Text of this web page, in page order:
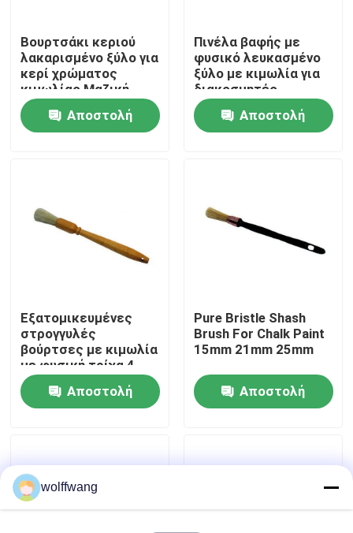
Αρχική Σελίδα
Προϊόντα
Γύρος εργοστασίων
επαφή
Νέα
Πινέλο βαφής σπιτιού
Βουρτσάκι κεριού
λακαρισμένο ξύλο για
κερί χρώματος
κιμωλίας Μαζική
Αγορά
Αποστολή
Πινέλα βαφής με
φυσικό λευκασμένο
ξύλο με κιμωλία για
διακοσμητές
Αποστολή
Εξατομικευμένες
στρογγυλές
βούρτσες με κιμωλία
με φυσική τρίχα 4
ιντσών
Αποστολή
Pure Bristle Shash
Brush For Chalk Paint
15mm 21mm 25mm
Αποστολή
wolffwang